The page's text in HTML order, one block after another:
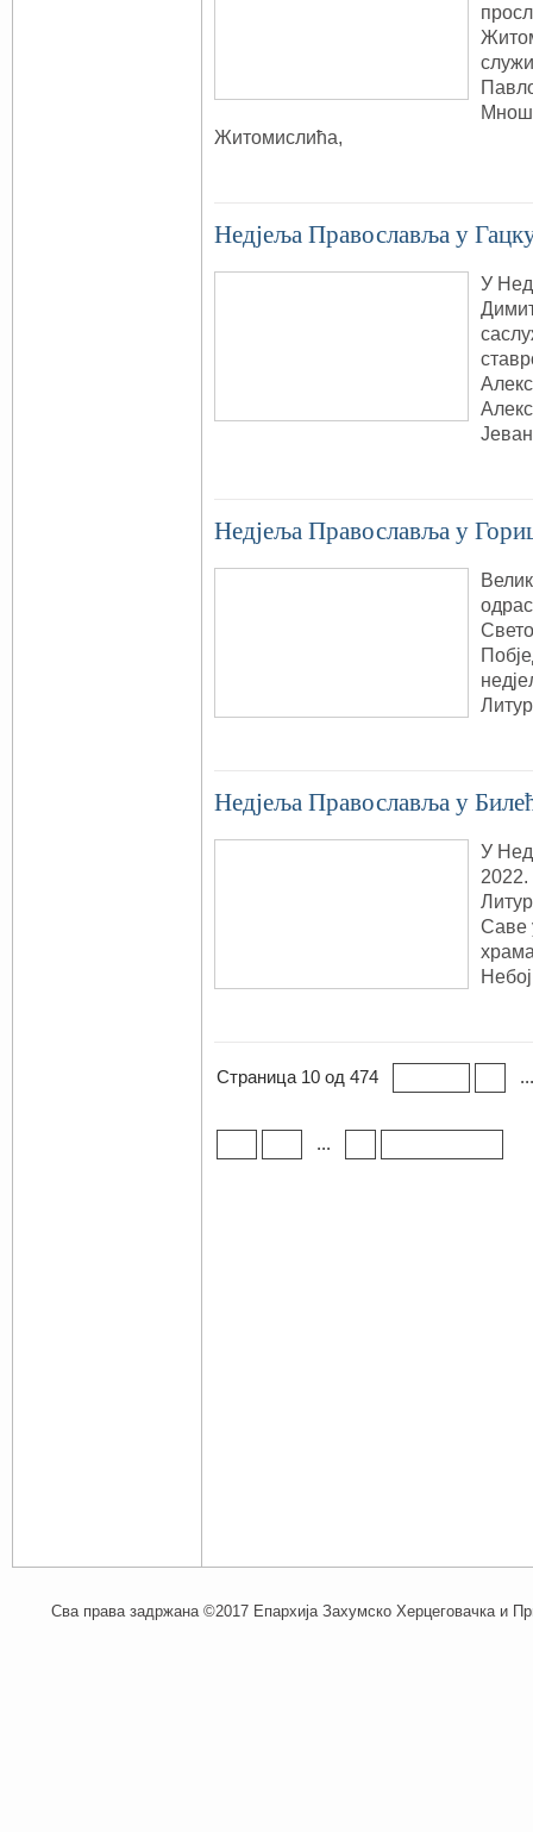
Житомислића,
Недjеља Православља у
У
Недjеља Православља у
Недјељa Православља у
У
Саве
Страница 10 од 474 ...
...
Сва права задржана ©2017 Епархија Захумско Херцеговачка и